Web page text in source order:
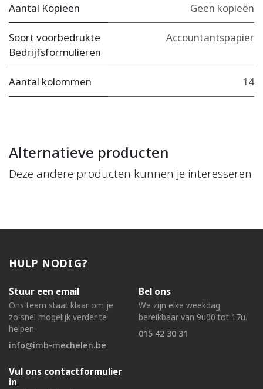
Aantal Kopieën Geen kopieën
Soort voorbedrukte
Bedrijfsformulieren
Accountantspapier
Aantal kolommen 14
Alternatieve producten
Deze andere producten kunnen je interesseren
HULP NODIG?
Stuur een email
Ons team staat klaar om je
zo snel mogelijk verder te
helpen.
info@imb-mechelen.be
Bel ons
We zijn elke weekdag
bereikbaar van 9u00 tot 17u.
015 42 30 31
Vul ons contactformulier
in